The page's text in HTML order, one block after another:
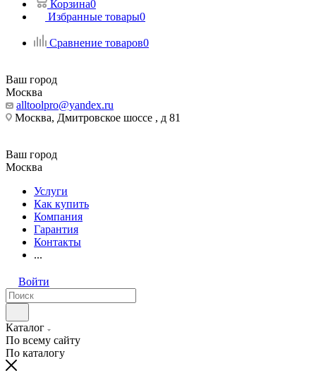
Корзина0
Избранные товары0
Сравнение товаров0
Ваш город
Москва
alltoolpro@yandex.ru
Москва, Дмитровское шоссе , д 81
Ваш город
Москва
Услуги
Как купить
Компания
Гарантия
Контакты
...
Войти
Каталог
По всему сайту
По каталогу